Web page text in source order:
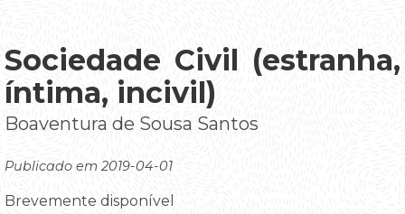
Sociedade Civil (estranha,
íntima, incivil)
Boaventura de Sousa Santos
Publicado em 2019-04-01
Brevemente disponível